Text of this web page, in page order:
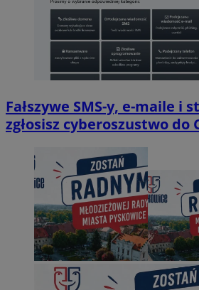
Fałszywe SMS-y, e-maile i
zgłosisz cyberoszustwo do